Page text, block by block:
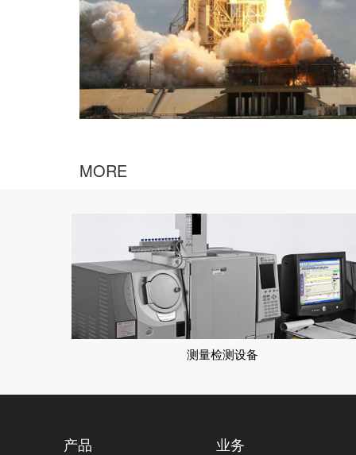
MORE
测量检测设备
产品 业务